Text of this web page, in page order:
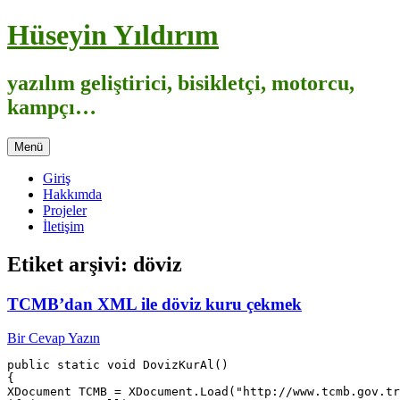
İçeriğe
atla
Hüseyin Yıldırım
yazılım geliştirici, bisikletçi, motorcu,
kampçı…
Menü
Giriş
Hakkımda
Projeler
İletişim
Etiket arşivi: döviz
TCMB’dan XML ile döviz kuru çekmek
Bir Cevap Yazın
public static void DovizKurAl()
{
XDocument TCMB = XDocument.Load("http://